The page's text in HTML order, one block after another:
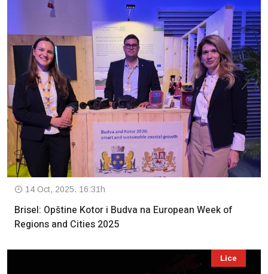
14 Oct, 2025. 16:31h
Brisel: Opštine Kotor i Budva na European Week of
Regions and Cities 2025
Lice